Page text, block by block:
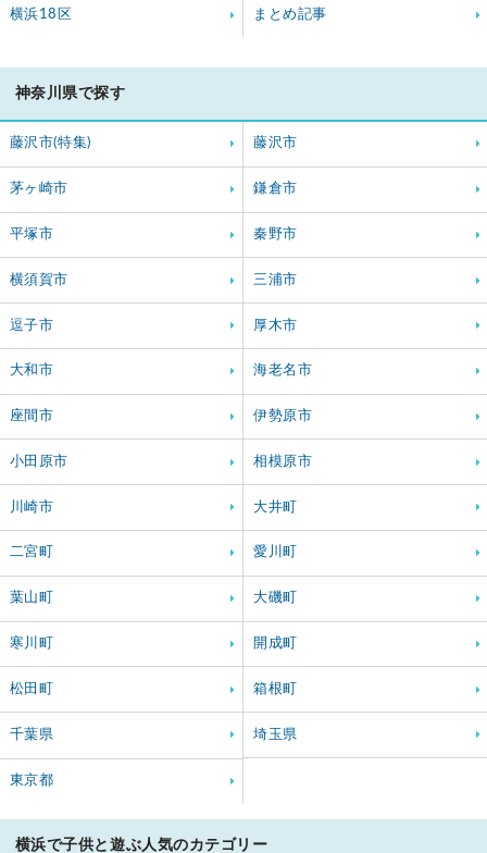
横浜18区 まとめ記事
神奈川県で探す
藤沢市(特集) 藤沢市
茅ヶ崎市 鎌倉市
平塚市 秦野市
横須賀市 三浦市
逗子市 厚木市
大和市 海老名市
座間市 伊勢原市
小田原市 相模原市
川崎市 大井町
二宮町 愛川町
葉山町 大磯町
寒川町 開成町
松田町 箱根町
千葉県 埼玉県
東京都
横浜で子供と遊ぶ人気のカテゴリー